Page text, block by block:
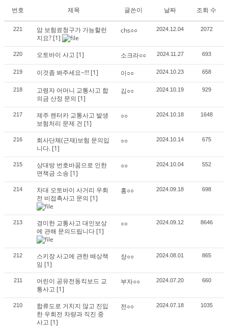
번호 제목 글쓴이 날짜 조회 수
221
암 보험료청구가 가능할런
지요? [1]
chs○○ 2024.12.04 2072
220 오토바이 사고 [1] 소크라○○ 2024.11.27 693
219 이것좀 봐주세요~!!! [1] 이○○ 2024.10.23 658
218
고령자 어머니 교통사고 합
의금 산정 문의 [1]
김○○ 2024.10.19 929
217
제주 렌터카 교통사고 발생
보험처리 문제 건 [1]
○○ 2024.10.18 1648
216
회사단체(근재)보험 문의입
니다. [1]
○○ 2024.10.14 675
215
상대방 번호바꿈으로 인한
면책금 소송 [1]
○○ 2024.10.04 552
214
차대 오토바이 사거리 우회
전 비접촉사고 문의 [1]
홍○○ 2024.09.18 698
213
경미한 교통사고 대인보상
에 관해 문의드립니다 [1]
○○ 2024.09.12 8646
212
스키장 사고에 관한 배상책
임 [1]
장○○ 2024.08.01 865
211
어린이 공유전동킥보드 교
통사고 [1]
부자○○ 2024.07.20 660
210
합류도로 거치지 않고 진입
한 우회전 차량과 직진 중
사고 [1]
전○○ 2024.07.18 1035